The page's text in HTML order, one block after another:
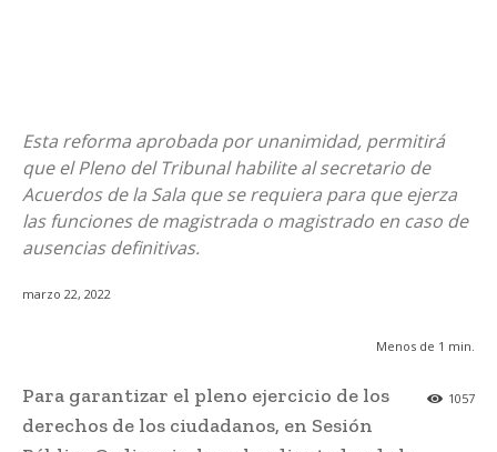
Esta reforma aprobada por unanimidad, permitirá
que el Pleno del Tribunal habilite al secretario de
Acuerdos de la Sala que se requiera para que ejerza
las funciones de magistrada o magistrado en caso de
ausencias definitivas.
marzo 22, 2022
Menos de 1 min.
1057
Para garantizar el pleno ejercicio de los
derechos de los ciudadanos, en Sesión